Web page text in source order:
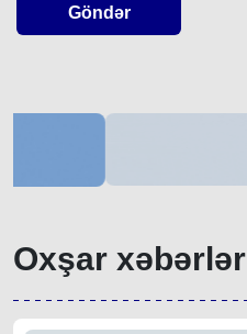
Göndər
Oxşar xəbərlər